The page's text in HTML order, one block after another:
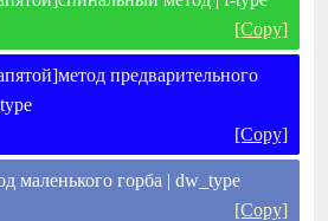
[Copy]
предварительного
[Copy]
маленького горба | dw_type
[Copy]